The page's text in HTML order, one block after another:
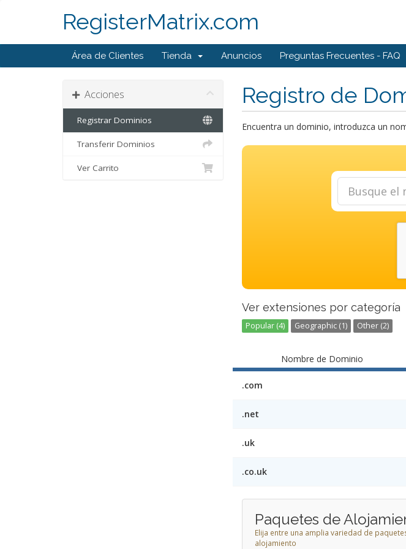
RegisterMatrix.com
Área de Clientes Tienda Anuncios Preguntas Frecuentes - FAQ
Registro de
Acciones
Registrar Dominios
Transferir Dominios
Ver Carrito
Encuentra un dominio, introduzca un
Ver extensiones por categoría
Popular (4) Geographic (1) Other (2)
Nombre de Dominio
.com
.net
.uk
.co.uk
Paquetes de
Elija entre una amplia variedad de
alojamiento